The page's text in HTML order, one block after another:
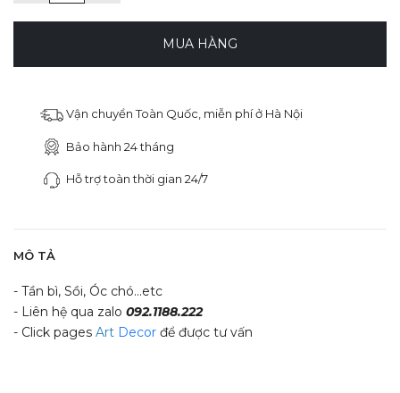
MUA HÀNG
Vận chuyển Toàn Quốc, miễn phí ở Hà Nội
Bảo hành 24 tháng
Hỗ trợ toàn thời gian 24/7
MÔ TẢ
- Tần bì, Sồi, Óc chó...etc
- Liên hệ qua zalo 092.1188.222
- Click pages Art Decor để được tư vấn